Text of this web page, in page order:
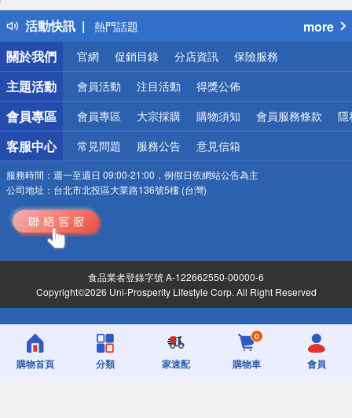
活動快訊
得獎公告
熱門話題
銀行優惠
偏遠地區配送
詐騙網頁！請小心！
more
關於我們
官網 促銷目錄 分店資訊 保險服務
主題活動 會員活動 注目活動 得獎公佈
會員專區 會員專區 大宗採購 購物須知 會員服務條款 隱
客服中心 常見問題 服務公告 意見信箱
服務時間： 週一至週日 09:00-21:00，例假日依網站公告為主
公司地址： 台北市北投區大業路136號5樓 (台灣)
食品業者登錄字號 A-122662550-00000-6
Copyright©2026 Uni-Prosperity Lifestyle Corp. All Right Reserved
購物首頁 分類 家速配
0
購物車 會員